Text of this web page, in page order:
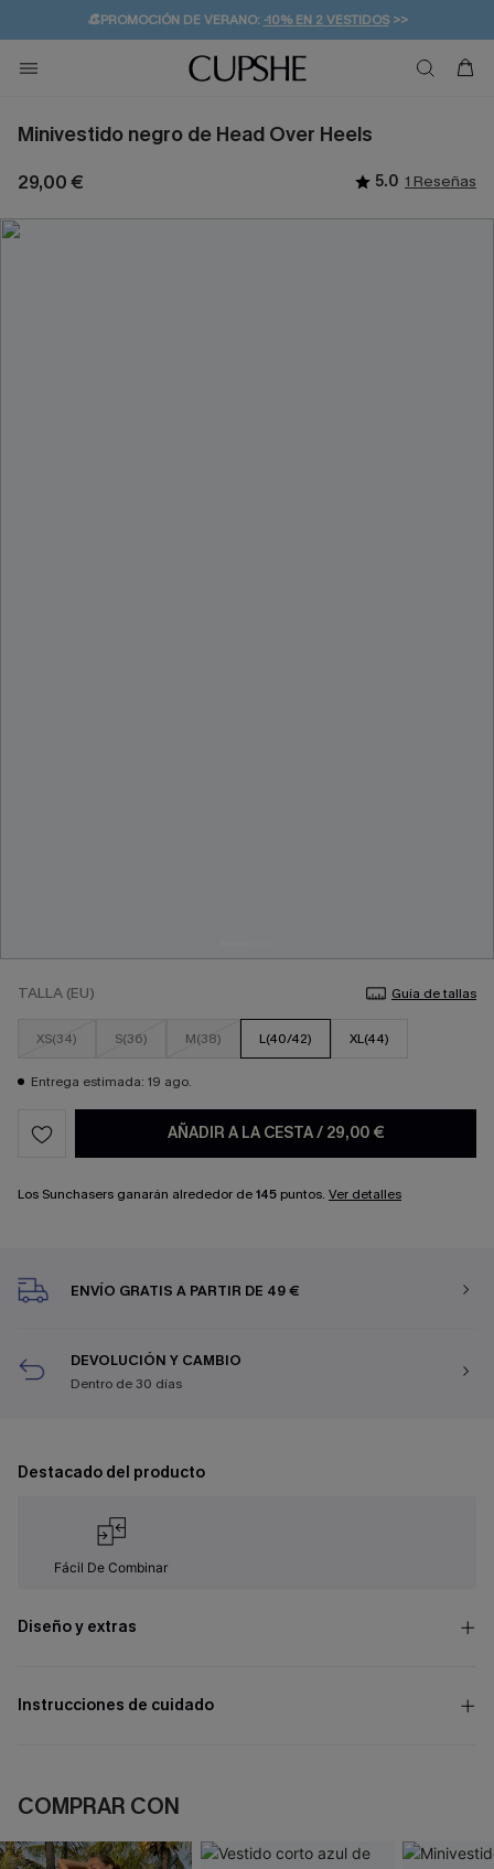
👒PROMOCIÓN DE VERANO:-10% EN 2 VESTIDOS>>
💌¡SUSCRIBIRSE & GANAR -10% EXTRA!
🚚ENVÍO GRATUITO A PARTIR DE 49 € >>
Minivestido negro de Head Over Heels
29,00 € 5.0 1 Reseñas
TALLA (EU) Guía de tallas
XS(34) S(36) M(38) L(40/42) XL(44)
Entrega estimada: 19 ago.
AÑADIR A LA CESTA/ 29,00 €
Los Sunchasers ganarán alrededor de145 puntos. Ver detalles
ENVÍO GRATIS A PARTIR DE 49 €
DEVOLUCIÓN Y CAMBIO
Dentro de 30 días
Destacado del producto
Fácil De Combinar
Diseño y extras
Instrucciones de cuidado
COMPRAR CON